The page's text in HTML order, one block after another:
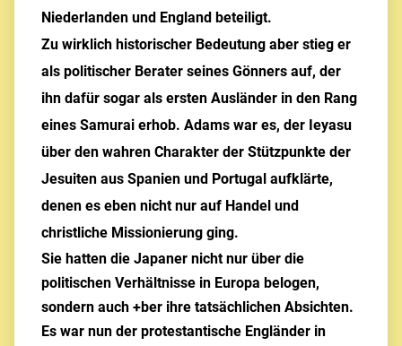
Niederlanden und England beteiligt.
Zu wirklich historischer Bedeutung aber stieg er
als politischer Berater seines Gönners auf, der
ihn dafür sogar als ersten Ausländer in den Rang
eines Samurai erhob. Adams war es, der Ieyasu
über den wahren Charakter der Stützpunkte der
Jesuiten aus Spanien und Portugal aufklärte,
denen es eben nicht nur auf Handel und
christliche Missionierung ging.
Sie hatten die Japaner nicht nur über die
politischen Verhältnisse in Europa belogen,
sondern auch +ber ihre tatsächlichen Absichten.
Es war nun der protestantische Engländer in